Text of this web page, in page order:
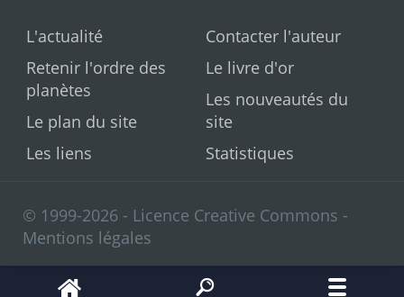
L'actualité
Retenir l'ordre des
planètes
Le plan du site
Les liens
Contacter l'auteur
Le livre d'or
Les nouveautés du
site
Statistiques
© 1999-2026 - Licence Creative Commons -
Mentions légales